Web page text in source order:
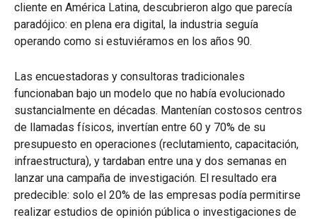
cliente en América Latina, descubrieron algo que parecía
paradójico: en plena era digital, la industria seguía
operando como si estuviéramos en los años 90.
Las encuestadoras y consultoras tradicionales
funcionaban bajo un modelo que no había evolucionado
sustancialmente en décadas. Mantenían costosos centros
de llamadas físicos, invertían entre 60 y 70% de su
presupuesto en operaciones (reclutamiento, capacitación,
infraestructura), y tardaban entre una y dos semanas en
lanzar una campaña de investigación. El resultado era
predecible: solo el 20% de las empresas podía permitirse
realizar estudios de opinión pública o investigaciones de